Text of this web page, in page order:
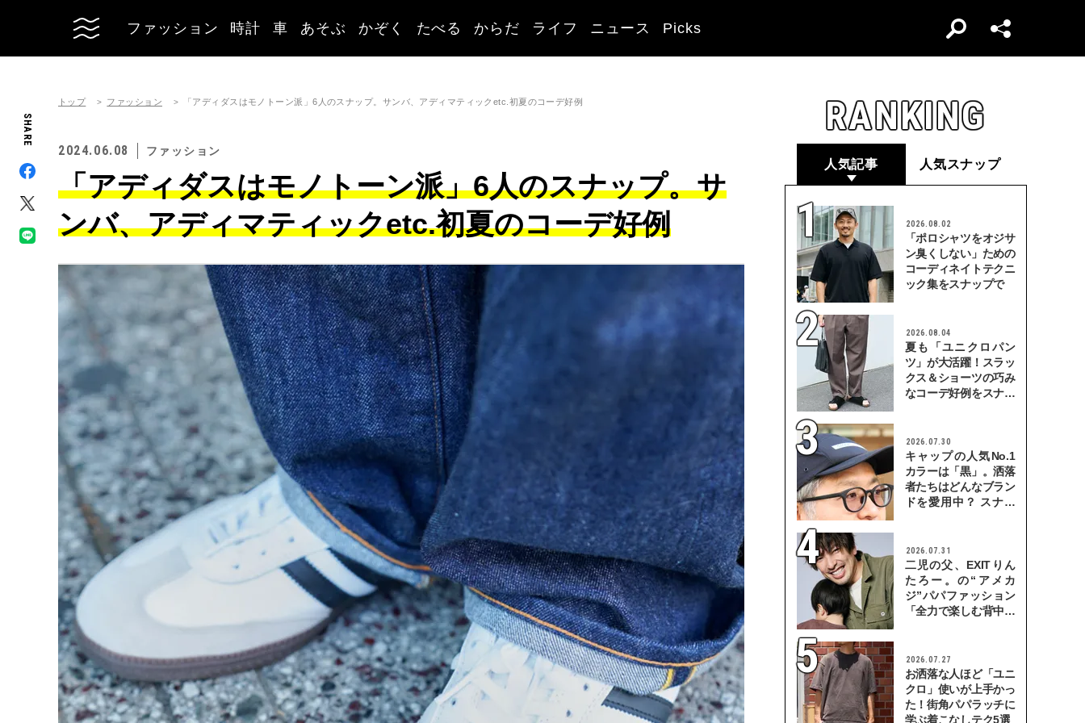
ファッション 時計 車 あそぶ かぞく たべる からだ ライフ ニュース Picks
SHARE
トップ ファッション 「アディダスはモノトーン派」6人のスナップ。サンバ、アディマティックetc.初夏のコーデ好例
2024.06.08 ファッション
「アディダスはモノトーン派」6人のスナップ。サ
ンバ、アディマティックetc.初夏のコーデ好例
RANKING
人気記事 人気スナップ
2026.08.02
「ポロシャツをオジサ
ン臭くしない」ための
コーディネイトテクニ
ック集をスナップで
2026.08.04
夏も「ユニクロパン
ツ」が大活躍！スラッ
クス＆ショーツの巧み
なコーデ好例をスナッ
2026.07.30
キャップの人気No.1
カラーは「黒」。洒落
者たちはどんなブラン
ドを愛用中？ スナッ
2026.07.31
二児の父、EXITりん
たろー。の“アメカ
ジ”パパファッション
「全力で楽しむ背中を
2026.07.27
お洒落な人ほど「ユニ
クロ」使いが上手かっ
た！街角パパラッチに
学ぶ着こなしテク5選